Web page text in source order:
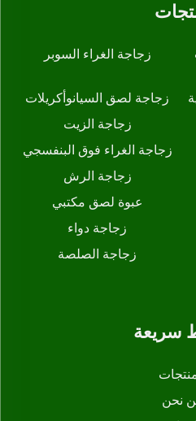
زجاجة الغراء السوبر
زجاجة لصق السيانوأكريلات
زجاجة الزيت
زجاجة الغراء فوق البنفسجي
زجاجة الرش
عبوة لصق مكتبي
زجاجة دواء
زجاجة الصلصة
سريعة
نحن